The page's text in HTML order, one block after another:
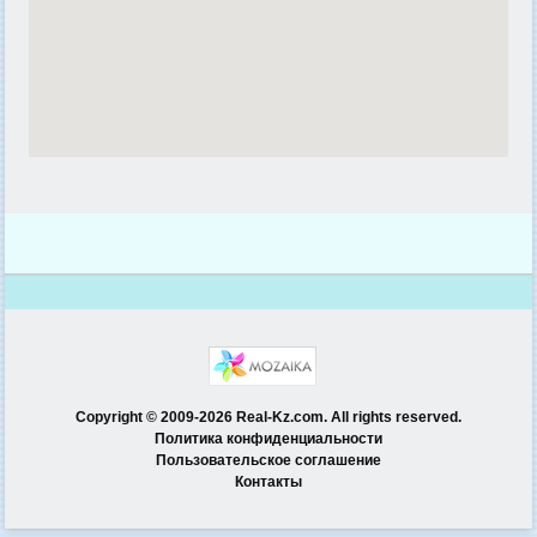
Copyright © 2009-2026 Real-Kz.com. All rights reserved.
Политика конфиденциальности
Пользовательское соглашение
Контакты